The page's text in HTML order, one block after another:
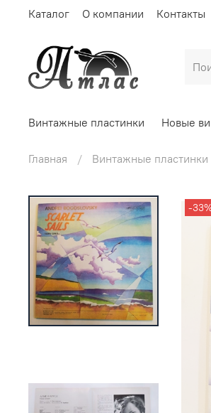
Каталог О компании Контакты
Винтажные пластинки Новые
Главная Винтажные пластинки
-